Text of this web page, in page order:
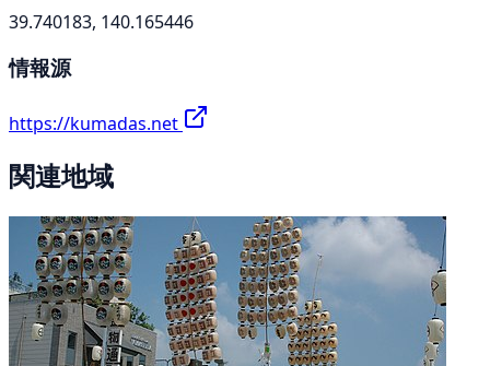
39.740183, 140.165446
情報源
https://kumadas.net
関連地域